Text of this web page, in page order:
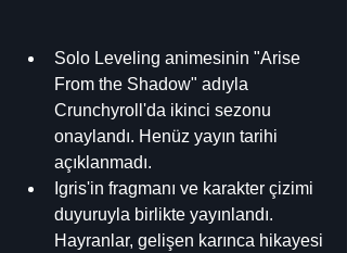
Solo Leveling animesinin "Arise
From the Shadow" adıyla
Crunchyroll'da ikinci sezonu
onaylandı. Henüz yayın tarihi
açıklanmadı.
Igris'in fragmanı ve karakter çizimi
duyuruyla birlikte yayınlandı.
Hayranlar, gelişen karınca hikayesi